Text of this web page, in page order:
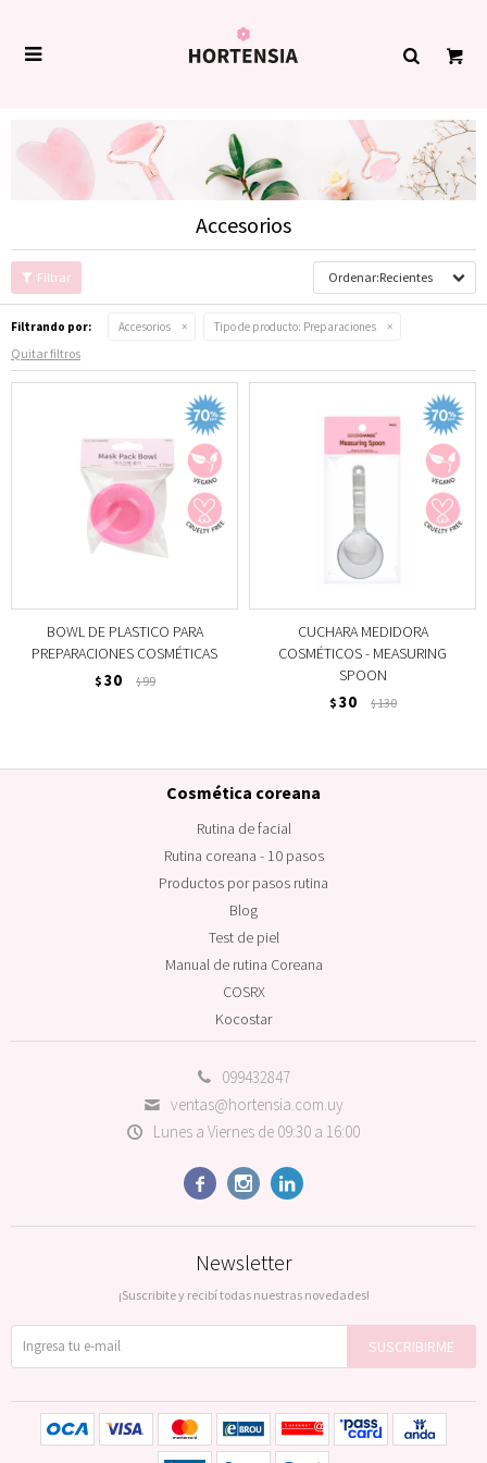

Accesorios
Recientes
Filtrando por: Accesorios Tipo de producto: Preparaciones
Quitar filtros
BOWL DE PLASTICO PARA
PREPARACIONES COSMÉTICAS
$ 30 $99
CUCHARA MEDIDORA
COSMÉTICOS - MEASURING
SPOON
$ 30 $130
099432847
ventas@hortensia.com.uy
Lunes a Viernes de 09:30 a 16:00
  
Cosmética coreana
Rutina de facial
Rutina coreana - 10 pasos
Productos por pasos rutina
Blog
Test de piel
Manual de rutina Coreana
COSRX
Kocostar
Newsletter
¡Suscribite y recibí todas nuestras novedades!
SUSCRIBIRME